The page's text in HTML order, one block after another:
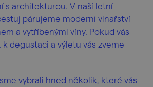
s architekturou. V naší letní
párujeme moderní vinařství
a vytříbenými víny. Pokud vás
degustaci a výletu vás zveme
vybrali hned několik, které vás